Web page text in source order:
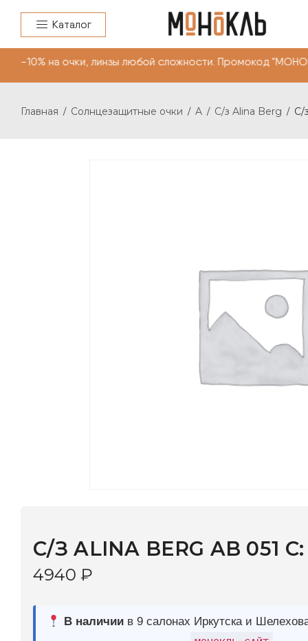
Каталог
очки, линзы любой сложности. Промокод
Главная / Солнцезащитные очки / A / С/з Alina Berg / С/
3–5 дней | Промокод — скидка 10%